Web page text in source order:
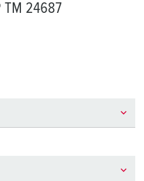
TM 24687